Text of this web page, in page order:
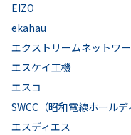
EIZO
ekahau
エクストリームネットワ
エスケイ工機
エスコ
SWCC（昭和電線ホールデ
エスディエス